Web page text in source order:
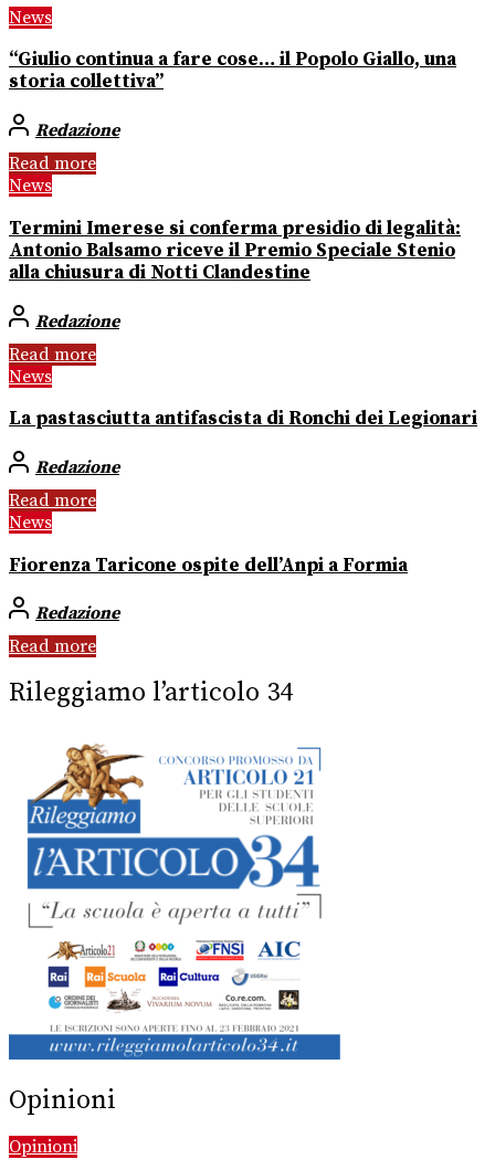
News
“Giulio continua a fare cose… il Popolo Giallo, una
storia collettiva”
Redazione
Read more
News
Termini Imerese si conferma presidio di legalità:
Antonio Balsamo riceve il Premio Speciale Stenio
alla chiusura di Notti Clandestine
Redazione
Read more
News
La pastasciutta antifascista di Ronchi dei Legionari
Redazione
Read more
News
Fiorenza Taricone ospite dell’Anpi a Formia
Redazione
Read more
Rileggiamo l’articolo 34
Opinioni
Opinioni